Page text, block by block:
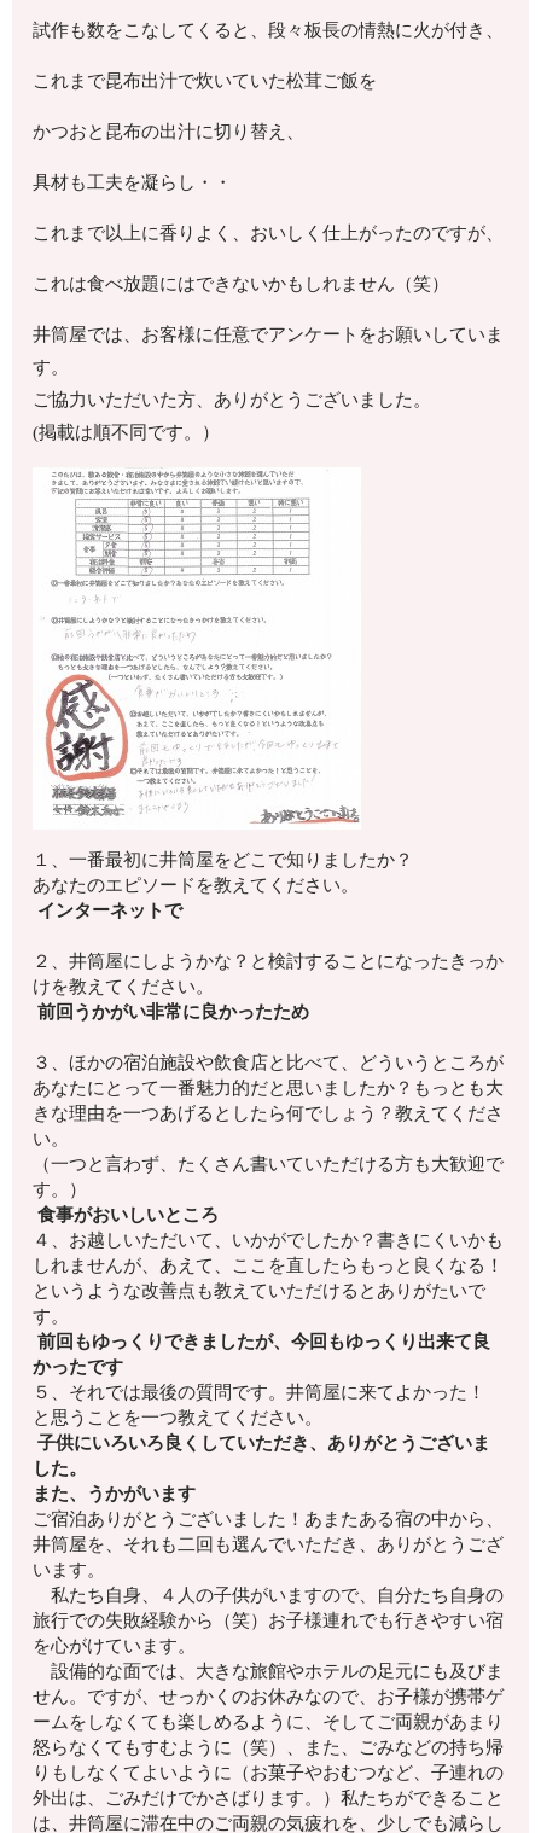
試作も数をこなしてくると、段々板長の情熱に火が付き、
これまで昆布出汁で炊いていた松茸ご飯を
かつおと昆布の出汁に切り替え、
具材も工夫を凝らし・・
これまで以上に香りよく、おいしく仕上がったのですが、
これは食べ放題にはできないかもしれません（笑）
井筒屋では、お客様に任意でアンケートをお願いしていま
す。
ご協力いただいた方、ありがとうございました。
(掲載は順不同です。）
１、一番最初に井筒屋をどこで知りましたか？
あなたのエピソードを教えてください。
インターネットで
２、井筒屋にしようかな？ と検討することになったきっか
けを教えてください。
前回うかがい非常に良かったため
３、ほかの宿泊施設や飲食店と比べて、
どういうところが
あなたにとって一番魅力的だと思いましたか？もっとも大
きな理由を一つあげるとしたら何でしょう？教えてくださ
い。
（一つと言わず、たくさん書いていただける方も大歓迎で
す。）
食事がおいしいところ
４、お越しいただいて、いかがでしたか？書きにくいかも
しれませんが、 あえて、ここを直したらもっと良くなる！
というような改善点も教えていただけるとありがたいで
す。
前回もゆっくりできましたが、今回もゆっくり出来て良
かったです
５、それでは最後の質問です。井筒屋に来てよかった！
と思うことを一つ教えてください。
子供にいろいろ良くしていただき、ありがとうございま
した。
また、うかがいます
ご宿泊ありがとうございました！あまたある宿の中から、
井筒屋を、それも二回も選んでいただき、ありがとうござ
います。
私たち自身、４人の子供がいますので、自分たち自身の
旅行での失敗経験から（笑）お子様連れでも行きやすい宿
を心がけています。
設備的な面では、大きな旅館やホテルの足元にも及びま
せん。ですが、せっかくのお休みなので、お子様が携帯ゲ
ームをしなくても楽しめるように、そしてご両親があまり
怒らなくてもすむように（笑）、また、ごみなどの持ち帰
りもしなくてよいように（お菓子やおむつなど、子連れの
外出は、ごみだけでかさばります。）私たちができること
は、井筒屋に滞在中のご両親の気疲れを、少しでも減らし